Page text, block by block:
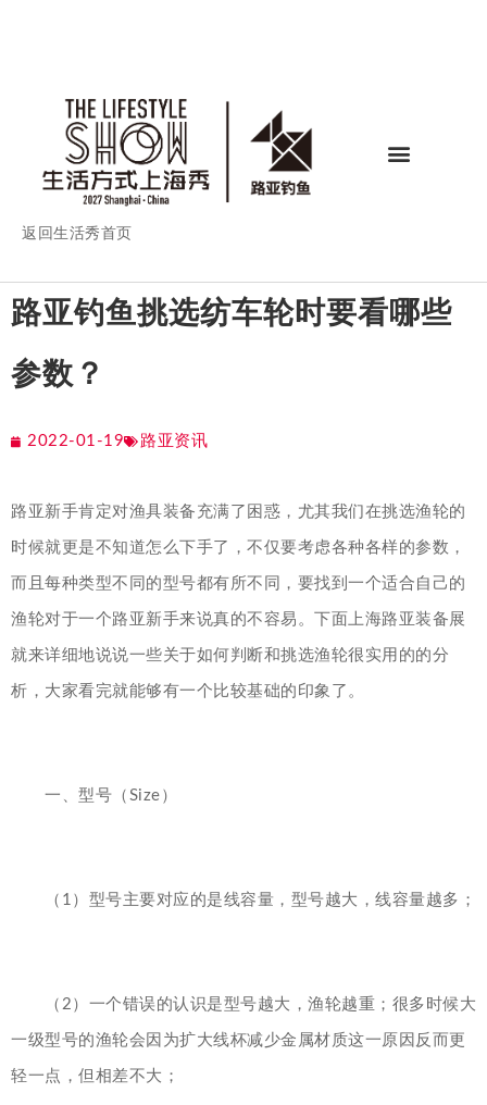
返回生活秀首页
路亚钓鱼挑选纺车轮时要看哪些
参数？
2022-01-19 路亚资讯
路亚新手肯定对渔具装备充满了困惑，尤其我们在挑选渔轮的
时候就更是不知道怎么下手了，不仅要考虑各种各样的参数，
而且每种类型不同的型号都有所不同，要找到一个适合自己的
渔轮对于一个路亚新手来说真的不容易。下面上海路亚装备展
就来详细地说说一些关于如何判断和挑选渔轮很实用的的分
析，大家看完就能够有一个比较基础的印象了。
一、型号（Size）
（1）型号主要对应的是线容量，型号越大，线容量越多；
（2）一个错误的认识是型号越大，渔轮越重；很多时候大
一级型号的渔轮会因为扩大线杯减少金属材质这一原因反而更
轻一点，但相差不大；